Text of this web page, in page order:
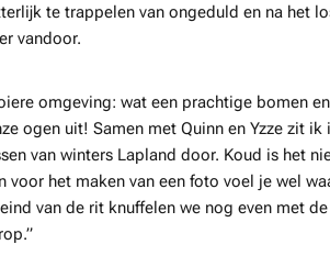
te trappelen van ongeduld en na het
vandoor.
omgeving: wat een prachtige bomen
ogen uit! Samen met Quinn en Yzze zit ik
van winters Lapland door. Koud is het
voor het maken van een foto voel je wel
van de rit knuffelen we nog even met